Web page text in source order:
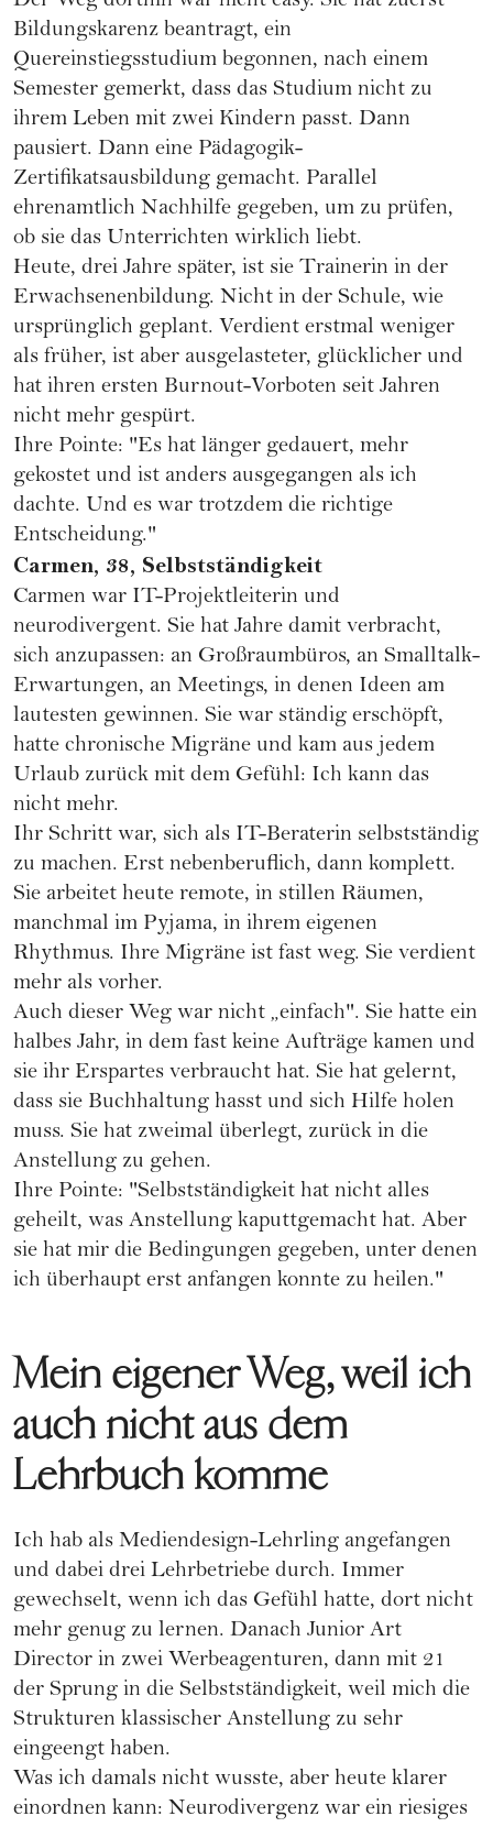
Bildungskarenz beantragt, ein
Quereinstiegsstudium begonnen, nach einem
Semester gemerkt, dass das Studium nicht zu
ihrem Leben mit zwei Kindern passt. Dann
pausiert. Dann eine Pädagogik-
Zertifikatsausbildung gemacht. Parallel
ehrenamtlich Nachhilfe gegeben, um zu prüfen,
ob sie das Unterrichten wirklich liebt.
Heute, drei Jahre später, ist sie Trainerin in der
Erwachsenenbildung. Nicht in der Schule, wie
ursprünglich geplant. Verdient erstmal weniger
als früher, ist aber ausgelasteter, glücklicher und
hat ihren ersten Burnout-Vorboten seit Jahren
nicht mehr gespürt.
Ihre Pointe: "Es hat länger gedauert, mehr
gekostet und ist anders ausgegangen als ich
dachte. Und es war trotzdem die richtige
Entscheidung."
Carmen, 38, Selbstständigkeit
Carmen war IT-Projektleiterin und
neurodivergent. Sie hat Jahre damit verbracht,
sich anzupassen: an Großraumbüros, an Smalltalk-
Erwartungen, an Meetings, in denen Ideen am
lautesten gewinnen. Sie war ständig erschöpft,
hatte chronische Migräne und kam aus jedem
Urlaub zurück mit dem Gefühl: Ich kann das
nicht mehr.
Ihr Schritt war, sich als IT-Beraterin selbstständig
zu machen. Erst nebenberuflich, dann komplett.
Sie arbeitet heute remote, in stillen Räumen,
manchmal im Pyjama, in ihrem eigenen
Rhythmus. Ihre Migräne ist fast weg. Sie verdient
mehr als vorher.
Auch dieser Weg war nicht „einfach". Sie hatte ein
halbes Jahr, in dem fast keine Aufträge kamen und
sie ihr Erspartes verbraucht hat. Sie hat gelernt,
dass sie Buchhaltung hasst und sich Hilfe holen
muss. Sie hat zweimal überlegt, zurück in die
Anstellung zu gehen.
Ihre Pointe: "Selbstständigkeit hat nicht alles
geheilt, was Anstellung kaputtgemacht hat. Aber
sie hat mir die Bedingungen gegeben, unter denen
ich überhaupt erst anfangen konnte zu heilen."
Mein eigener Weg, weil ich
auch nicht aus dem
Lehrbuch komme
Ich hab als Mediendesign-Lehrling angefangen
und dabei drei Lehrbetriebe durch. Immer
gewechselt, wenn ich das Gefühl hatte, dort nicht
mehr genug zu lernen. Danach Junior Art
Director in zwei Werbeagenturen, dann mit 21
der Sprung in die Selbstständigkeit, weil mich die
Strukturen klassischer Anstellung zu sehr
eingeengt haben.
Was ich damals nicht wusste, aber heute klarer
einordnen kann: Neurodivergenz war ein riesiges